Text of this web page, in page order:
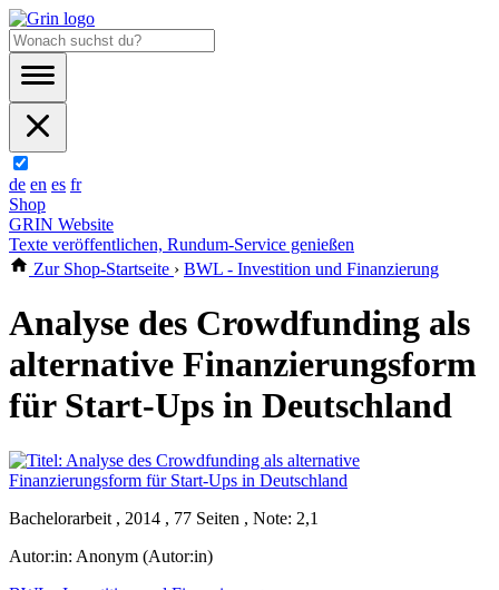
de en es fr
Shop
GRIN Website
Texte veröffentlichen, Rundum-Service genießen
Zur Shop-Startseite › BWL - Investition und Finanzierung
Analyse des Crowdfunding als
alternative Finanzierungsform
für Start-Ups in Deutschland
Bachelorarbeit , 2014 , 77 Seiten , Note: 2,1
Autor:in: Anonym (Autor:in)